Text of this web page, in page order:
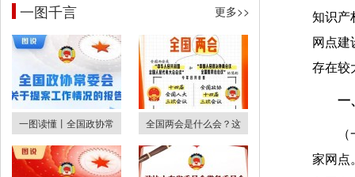
一图千言 更多>>
一图读懂丨全国政协常 全国两会是什么会？这
知识产
网点建
存在较
一
家网点